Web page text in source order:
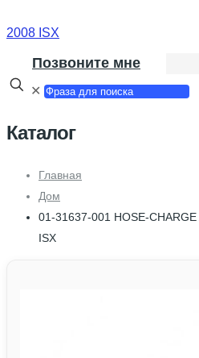
Позвоните мне
✕
Каталог
Главная
Дом
01-31637-001 HOSE-
ISX